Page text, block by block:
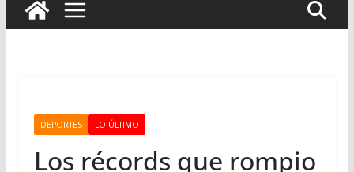
DEPORTES LO ÚLTIMO
Los récords que rompio